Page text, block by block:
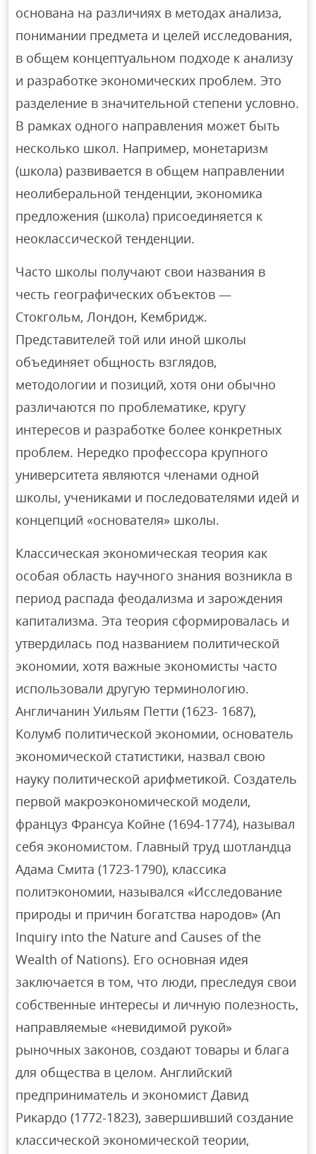
основана на различиях в методах анализа,
понимании предмета и целей исследования,
в общем концептуальном подходе к анализу
и разработке экономических проблем. Это
разделение в значительной степени условно.
В рамках одного направления может быть
несколько школ. Например, монетаризм
(школа) развивается в общем направлении
неолиберальной тенденции, экономика
предложения (школа) присоединяется к
неоклассической тенденции.
Часто школы получают свои названия в
честь географических объектов —
Стокгольм, Лондон, Кембридж.
Представителей той или иной школы
объединяет общность взглядов,
методологии и позиций, хотя они обычно
различаются по проблематике, кругу
интересов и разработке более конкретных
проблем. Нередко профессора крупного
университета являются членами одной
школы, учениками и последователями идей и
концепций «основателя» школы.
Классическая экономическая теория как
особая область научного знания возникла в
период распада феодализма и зарождения
капитализма. Эта теория сформировалась и
утвердилась под названием политической
экономии, хотя важные экономисты часто
использовали другую терминологию.
Англичанин Уильям Петти (1623- 1687),
Колумб политической экономии, основатель
экономической статистики, назвал свою
науку политической арифметикой. Создатель
первой макроэкономической модели,
француз Франсуа Койне (1694-1774), называл
себя экономистом. Главный труд шотландца
Адама Смита (1723-1790), классика
политэкономии, назывался «Исследование
природы и причин богатства народов» (An
Inquiry into the Nature and Causes of the
Wealth of Nations). Его основная идея
заключается в том, что люди, преследуя свои
собственные интересы и личную полезность,
направляемые «невидимой рукой»
рыночных законов, создают товары и блага
для общества в целом. Английский
предприниматель и экономист Давид
Рикардо (1772-1823), завершивший создание
классической экономической теории,